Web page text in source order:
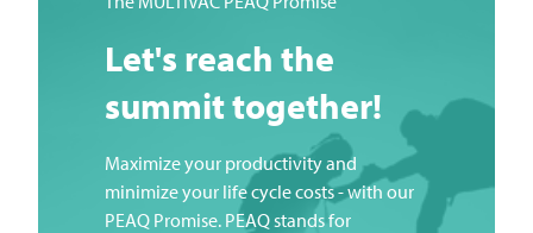
Let's reach the
summit together!
Maximize your productivity and
minimize your life cycle costs - with our
PEAQ Promise. PEAQ stands for